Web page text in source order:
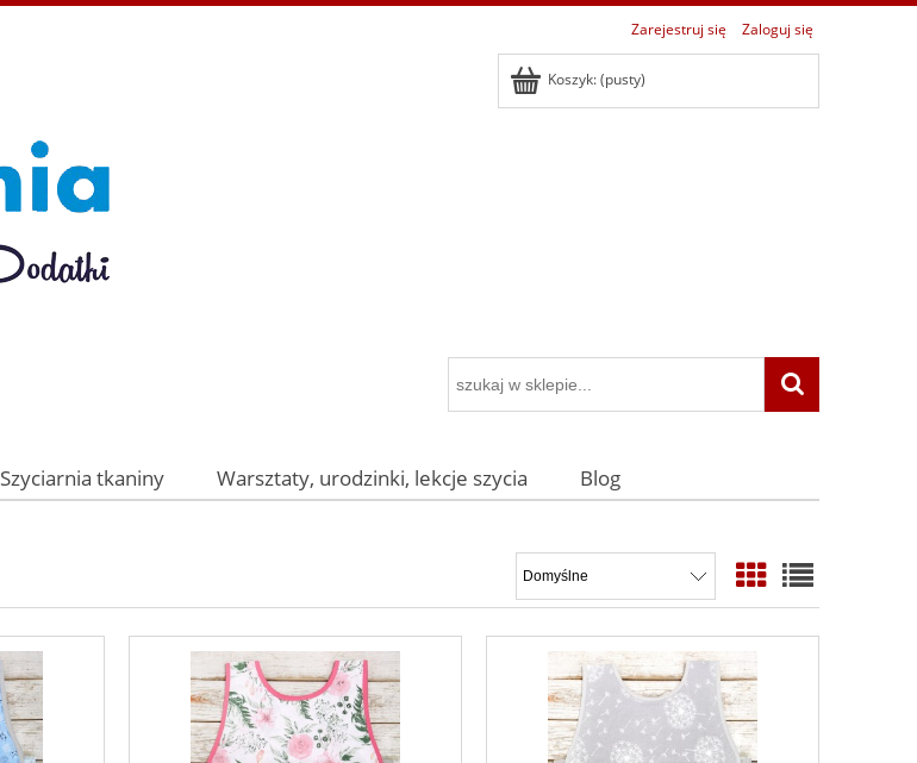
Zarejestruj się Zaloguj się
Koszyk:(pusty)
Szyciarnia tkaniny Warsztaty, urodzinki, lekcje szycia Blog